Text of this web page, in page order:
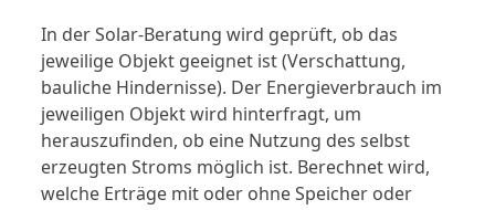
In der Solar-Beratung wird geprüft, ob das
jeweilige Objekt geeignet ist (Verschattung,
bauliche Hindernisse). Der Energieverbrauch im
jeweiligen Objekt wird hinterfragt, um
herauszufinden, ob eine Nutzung des selbst
erzeugten Stroms möglich ist. Berechnet wird,
welche Erträge mit oder ohne Speicher oder